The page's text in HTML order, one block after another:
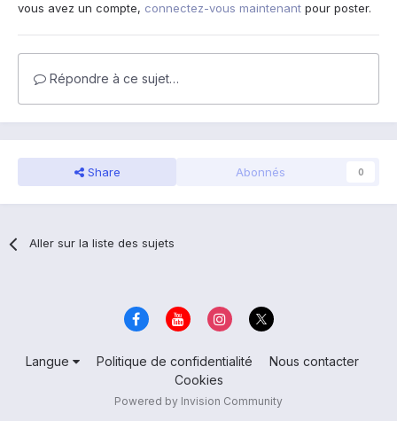
vous avez un compte, connectez-vous maintenant pour poster.
Répondre à ce sujet…
Share Abonnés 0
Aller sur la liste des sujets
Langue Politique de confidentialité
Nous contacter
Cookies
Powered by Invision Community